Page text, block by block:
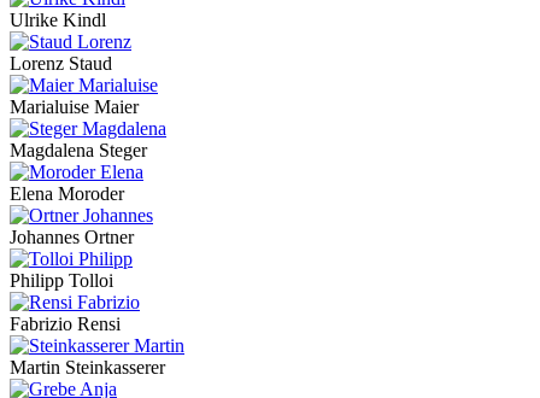
Ulrike Kindl
Lorenz Staud
Marialuise Maier
Magdalena Steger
Elena Moroder
Johannes Ortner
Philipp Tolloi
Fabrizio Rensi
Martin Steinkasserer